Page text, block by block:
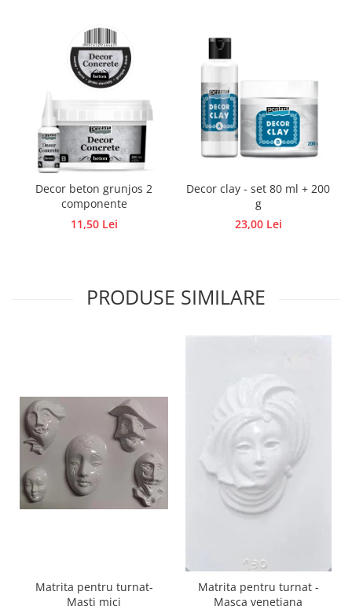
Ustensile, aparate
Cutter, trimmer
Perforatoare
Pistoale de lipit
Traforaj, pirogravura
Ustensile
Polistiren
Forme pentru turnat ciocolata
Mozaic
Pictura pe fata si corp
Vopsea pentru fata si corp
Accesorii pictura pe fata
Decor beton grunjos 2
componente
11,50 Lei
Decor clay - set 80 ml + 200
g
23,00 Lei
PRODUSE SIMILARE
Matrita pentru turnat-
Masti mici
Matrita pentru turnat -
Masca venetiana